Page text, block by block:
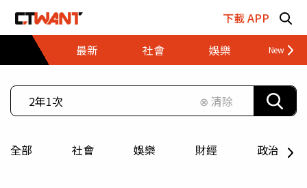
下載 APP
最新
社會 娛樂 財經
⊗ 清除
全部 社會 娛樂 財經 政治